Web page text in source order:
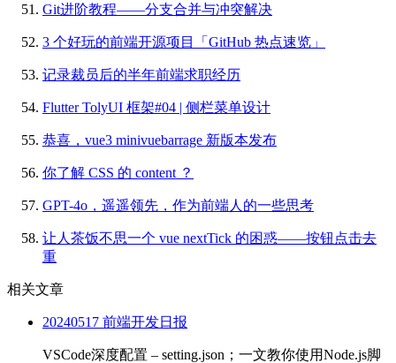
Git进阶教程——分支合并与冲突解决
3 个好玩的前端开源项目「GitHub 热点速览」
记录裁员后的半年前端求职经历
Flutter TolyUI 框架#04 | 侧栏菜单设计
恭喜，vue3 minivuebarrage 新版本发布
你了解 CSS 的 content ？
GPT-4o，遥遥领先，作为前端人的一些思考
让人茶饭不思一个 vue nextTick 的困惑——按钮点击去
重
相关文章
20240517 前端开发日报
VSCode深度配置 – setting.json；一文教你使用Node.js脚